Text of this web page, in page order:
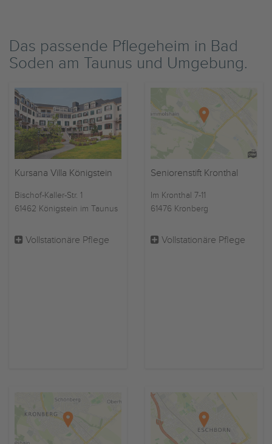
Das passende Pflegeheim in Bad
Soden am Taunus und Umgebung.
Kursana Villa Königstein
Bischof-Kaller-Str. 1
61462 Königstein im Taunus
Vollstationäre Pflege
Seniorenstift Kronthal
Im Kronthal 7-11
61476 Kronberg
Vollstationäre Pflege